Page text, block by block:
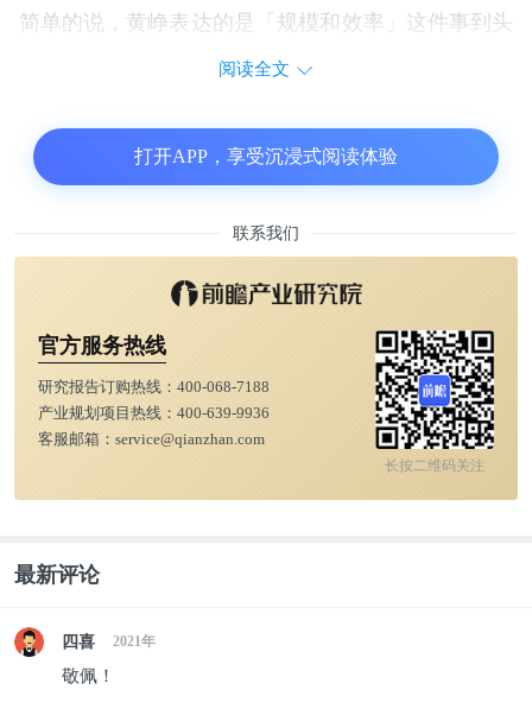
简单的说，黄峥表达的是「规模和效率」这件事到头
了，厌倦了，现在要靠科学和科技的再次进步去解决
说起来，上世纪 90 年代中国企业对走「贸工技」还
先做生意，求规模求效率，以此实现一定的原始积
强的竞争力和壁垒。而后者希望先开发新技术、新产
品，努力实现新技术、新产品所带来的丰厚利润。
其实这个问题本质上不是一个简单的发展路径的问
题，而是一个有着时代约束的产业分工的问题。当你
是一个产业的既定游戏规则的玩家的时候，你只能是
为「技工贸」，你需要不断去构建新的技术红利，才
能自己获得最大优势，当然也必须分给世界一些红
阅读全文
打开APP，享受沉浸式阅读体验
联系我们
官方服务热线
研究报告订购热线： 400-068-7188
产业规划项目热线： 400-639-9936
客服邮箱： service@qianzhan.com
长按二维码关注
最新评论
四喜 2021年
敬佩！